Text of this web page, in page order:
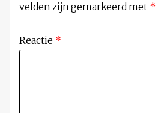
velden zijn gemarkeerd met *
Reactie *